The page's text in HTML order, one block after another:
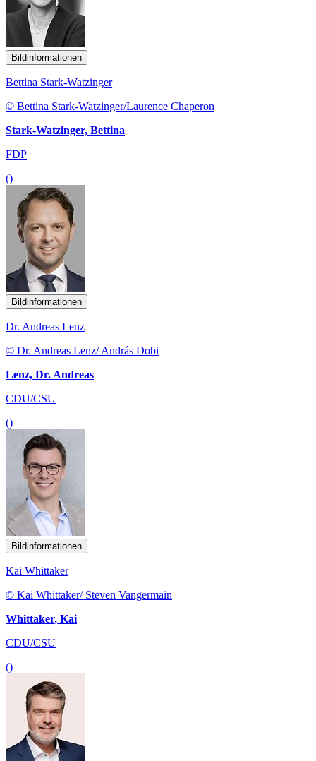
Bildinformationen
Bettina Stark-Watzinger
© Bettina Stark-Watzinger/Laurence Chaperon
Stark-Watzinger, Bettina
FDP
()
Bildinformationen
Dr. Andreas Lenz
© Dr. Andreas Lenz/ András Dobi
Lenz, Dr. Andreas
CDU/CSU
()
Bildinformationen
Kai Whittaker
© Kai Whittaker/ Steven Vangermain
Whittaker, Kai
CDU/CSU
()